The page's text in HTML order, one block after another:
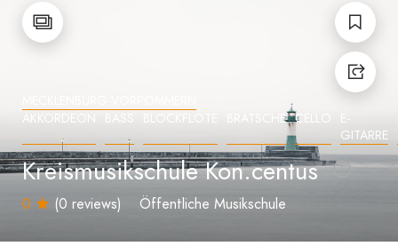
AKKORDEON
BASS BLOCKFLÖTE BRATSCHE CELLO
E-
GITARRE
Kreismusikschule Kon.centus
0 (0 reviews) Öffentliche Musikschule